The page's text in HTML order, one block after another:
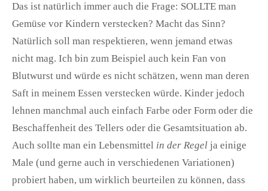
Das ist natürlich immer auch die Frage: SOLLTE man
Gemüse vor Kindern verstecken? Macht das Sinn?
Natürlich soll man respektieren, wenn jemand etwas
nicht mag. Ich bin zum Beispiel auch kein Fan von
Blutwurst und würde es nicht schätzen, wenn man deren
Saft in meinem Essen verstecken würde. Kinder jedoch
lehnen manchmal auch einfach Farbe oder Form oder die
Beschaffenheit des Tellers oder die Gesamtsituation ab.
Auch sollte man ein Lebensmittel in der Regel ja einige
Male (und gerne auch in verschiedenen Variationen)
probiert haben, um wirklich beurteilen zu können, dass